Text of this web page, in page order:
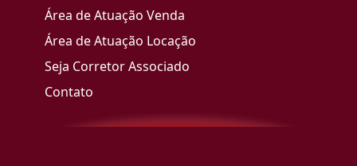
Área de Atuação Venda
Área de Atuação Locação
Seja Corretor Associado
Contato